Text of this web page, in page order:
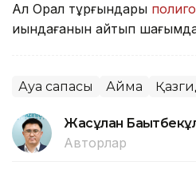
Ал Орал тұрғындары
қиындағанын айтып
Ауа сапасы Аймақ
Жасұлан
Авторлар